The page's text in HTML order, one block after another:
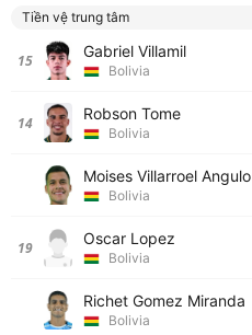
Tiền vệ trung tâm
15 Gabriel Villamil
Bolivia
14 Robson Tome
Bolivia
Moises Villarroel Angulo
Bolivia
19 Oscar Lopez
Bolivia
Richet Gomez Miranda
Bolivia